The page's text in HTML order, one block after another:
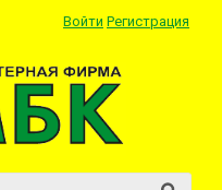
Войти Регистрация